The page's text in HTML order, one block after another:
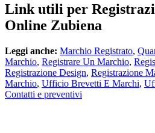
Link utili per
Online Zubiena
Leggi anche: Marchio Registrato,
Marchio, Registrare Un Marchio,
Registrazione Design, Registrazione
Marchio, Ufficio Brevetti E Marchi,
Contatti e preventivi